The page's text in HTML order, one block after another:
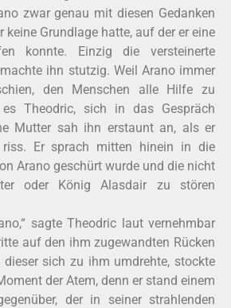
zwar genau mit diesen Gedanken
keine Grundlage hatte, auf der er eine
konnte. Einzig die versteinerte
ihn stutzig. Weil Arano immer
den Menschen alle Hilfe zu
es Theodric, sich in das Gespräch
Mutter sah ihn erstaunt an, als er
Er sprach mitten hinein in die
Arano geschürt wurde und die nicht
oder König Alasdair zu stören
sagte Theodric laut vernehmbar
auf den ihm zugewandten Rücken
sich zu ihm umdrehte, stockte
der Atem, denn er stand einem
der in seiner strahlenden